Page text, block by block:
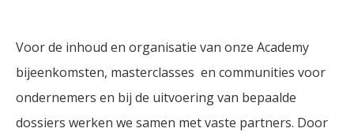
Voor de inhoud en organisatie van onze Academy
bijeenkomsten, masterclasses en communities voor
ondernemers en bij de uitvoering van bepaalde
dossiers werken we samen met vaste partners. Door